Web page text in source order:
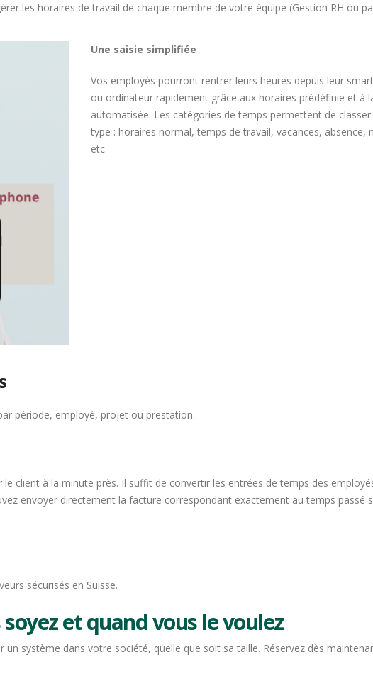
les horaires de travail de chaque membre de votre équipe (Gestion RH ou
Une saisie simplifiée
Vos employés pourront rentrer leurs heures depuis leur
ou ordinateur rapidement grâce aux horaires prédéfinie et à
automatisée. Les catégories de temps permettent de classer
type : horaires normal, temps de travail, vacances, absence,
etc.
période, employé, projet ou prestation.
client à la minute près. Il suffit de convertir les entrées de temps des
envoyer directement la facture correspondant exactement au temps passé
sécurisés en Suisse.
et quand vous le voulez
système dans votre société, quelle que soit sa taille. Réservez dès